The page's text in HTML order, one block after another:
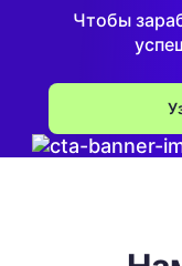
Чтобы